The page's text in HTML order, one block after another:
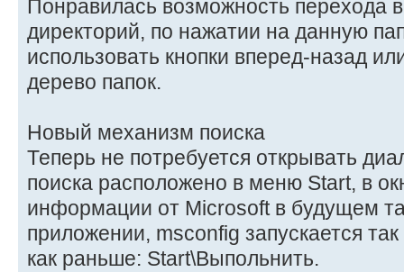
Понравилась возможность перехода
директорий, по нажатии на данную
использовать кнопки вперед-назад
дерево папок.
Новый механизм поиска
Теперь не потребуется открывать
поиска расположено в меню Start, в
информации от Microsoft в будущем
приложении, msconfig запускается
как раньше: Start\Выпольнить.